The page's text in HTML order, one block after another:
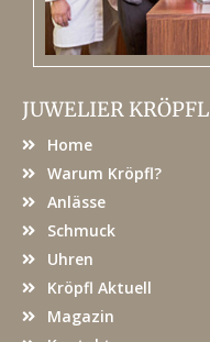
JUWELIER KRÖPFL
Home
Warum Kröpfl?
Anlässe
Schmuck
Uhren
Kröpfl Aktuell
Magazin